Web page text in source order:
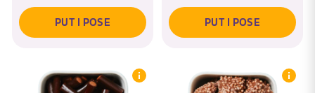
PUT I POSE PUT I POSE